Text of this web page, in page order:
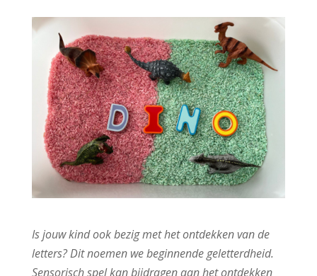
Is jouw kind ook bezig met het ontdekken van de
letters? Dit noemen we beginnende geletterdheid.
Sensorisch spel kan bijdragen aan het ontdekken